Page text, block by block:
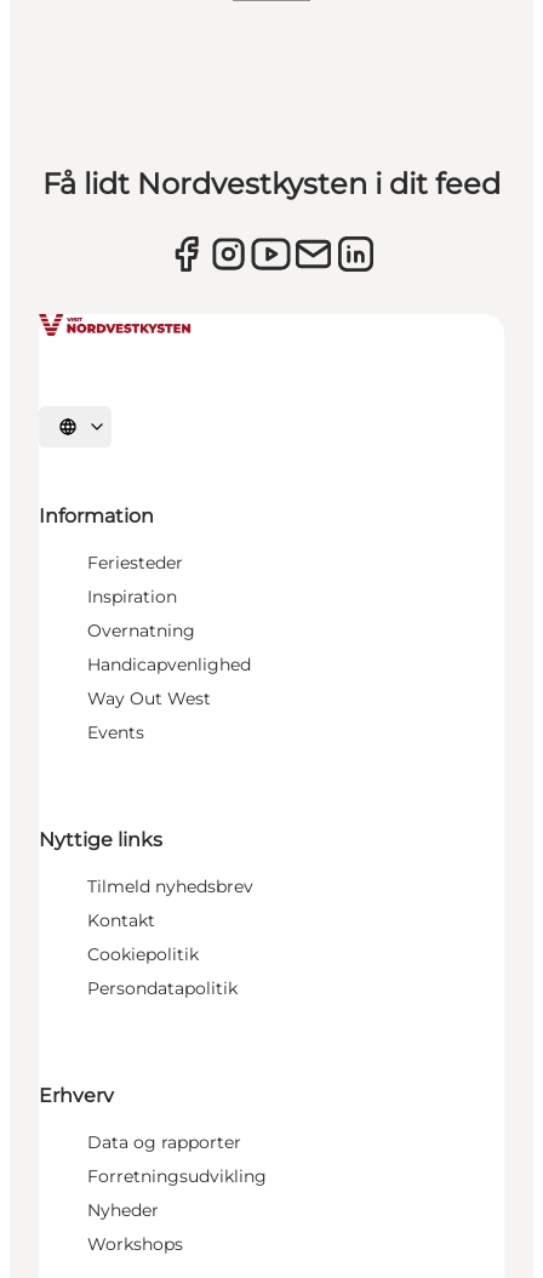
Få lidt Nordvestkysten i dit feed
Vælg sprog
Information
Feriesteder
Inspiration
Overnatning
Handicapvenlighed
Way Out West
Events
Nyttige links
Tilmeld nyhedsbrev
Kontakt
Cookiepolitik
Persondatapolitik
Erhverv
Data og rapporter
Forretningsudvikling
Nyheder
Workshops